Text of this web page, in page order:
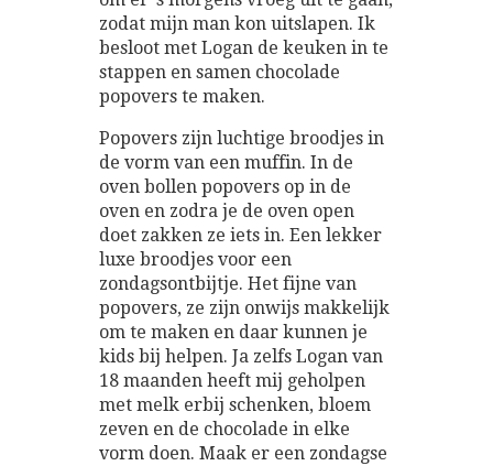
zodat mijn man kon uitslapen. Ik
besloot met Logan de keuken in te
stappen en samen chocolade
popovers te maken.
Popovers zijn luchtige broodjes in
de vorm van een muffin. In de
oven bollen popovers op in de
oven en zodra je de oven open
doet zakken ze iets in. Een lekker
luxe broodjes voor een
zondagsontbijtje. Het fijne van
popovers, ze zijn onwijs makkelijk
om te maken en daar kunnen je
kids bij helpen. Ja zelfs Logan van
18 maanden heeft mij geholpen
met melk erbij schenken, bloem
zeven en de chocolade in elke
vorm doen. Maak er een zondagse